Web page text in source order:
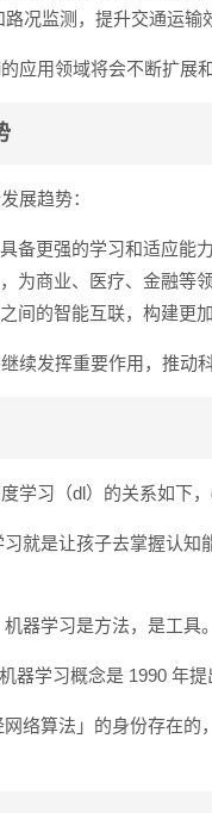
况监测，提升交通运输
的应用领域将会不断扩展
展趋势：
备更强的学习和适应能
为商业、医疗、金融等
间的智能互联，构建更
续发挥重要作用，推动
学习（dl）的关系如下
就是让孩子去掌握认
器学习是方法，是工具。
器学习概念是 1990 年
络算法」的身份存在